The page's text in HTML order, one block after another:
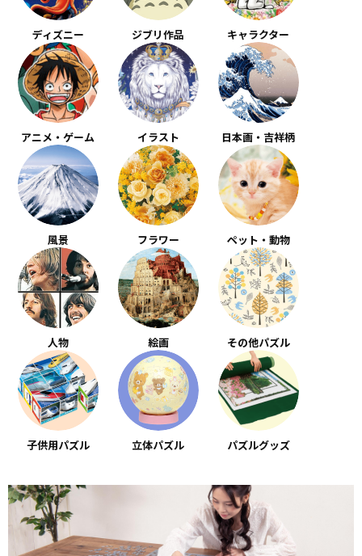
ディズニー ジブリ作品 キャラクター
アニメ・ゲーム イラスト 日本画・吉祥柄
風景 フラワー ペット・動物
人物 絵画 その他パズル
子供用パズル 立体パズル パズルグッズ